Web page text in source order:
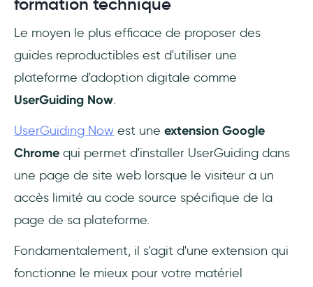
formation technique
Le moyen le plus efficace de proposer des
guides reproductibles est d'utiliser une
plateforme d'adoption digitale comme
UserGuiding Now.
UserGuiding Now est une extension Google
Chrome qui permet d'installer UserGuiding dans
une page de site web lorsque le visiteur a un
accès limité au code source spécifique de la
page de sa plateforme.
Fondamentalement, il s'agit d'une extension qui
fonctionne le mieux pour votre matériel